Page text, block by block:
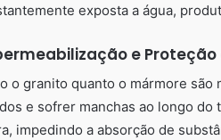
exposta a água,
e
o granito quanto o mármore
e sofrer manchas ao longo do
impedindo a absorção de